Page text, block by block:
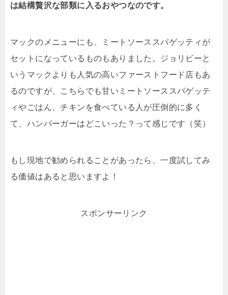
は結構贅沢な部類に入るおやつなのです。
マックのメニューにも、ミートソーススパゲッティが
セットになっているものもありました。ジョリビーと
いうマックよりも人気の高いファーストフード店もあ
るのですが、こちらでも甘いミートソーススパゲッテ
ィやごはん、チキンを食べている人が圧倒的に多く
て、ハンバーガーはどこいった？って感じです（笑）
もし現地で勧められることがあったら、一度試してみ
る価値はあると思いますよ！
スポンサーリンク